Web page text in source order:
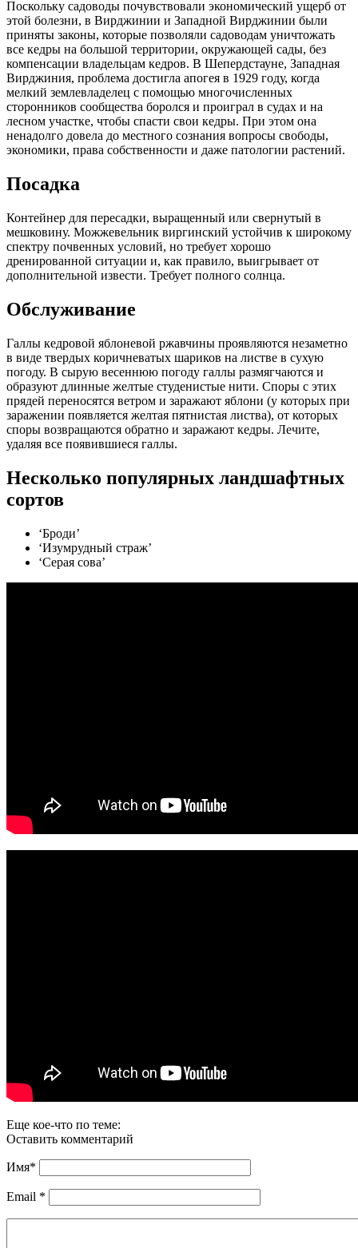
Поскольку садоводы почувствовали экономический ущерб от
этой болезни, в Вирджинии и Западной Вирджинии были
приняты законы, которые позволяли садоводам уничтожать
все кедры на большой территории, окружающей сады, без
компенсации владельцам кедров. В Шепердстауне, Западная
Вирджиния, проблема достигла апогея в 1929 году, когда
мелкий землевладелец с помощью многочисленных
сторонников сообщества боролся и проиграл в судах и на
лесном участке, чтобы спасти свои кедры. При этом она
ненадолго довела до местного сознания вопросы свободы,
экономики, права собственности и даже патологии растений.
Посадка
Контейнер для пересадки, выращенный или свернутый в
мешковину. Можжевельник виргинский устойчив к широкому
спектру почвенных условий, но требует хорошо
дренированной ситуации и, как правило, выигрывает от
дополнительной извести. Требует полного солнца.
Обслуживание
Галлы кедровой яблоневой ржавчины проявляются незаметно
в виде твердых коричневатых шариков на листве в сухую
погоду. В сырую весеннюю погоду галлы размягчаются и
образуют длинные желтые студенистые нити. Споры с этих
прядей переносятся ветром и заражают яблони (у которых при
заражении появляется желтая пятнистая листва), от которых
споры возвращаются обратно и заражают кедры. Лечите,
удаляя все появившиеся галлы.
Несколько популярных ландшафтных
сортов
‘Броди’
‘Изумрудный страж’
‘Серая сова’
Еще кое-что по теме:
Оставить комментарий
Имя*
Email *